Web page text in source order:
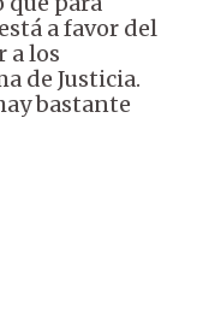
a favor del
a los
de Justicia.
bastante